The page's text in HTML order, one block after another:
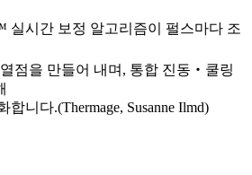
실시간 보정 알고리즘이 펄스마다 조
점을 만들어 내며, 통합 진동‧쿨링
니다.(Thermage, Susanne Ilmd)